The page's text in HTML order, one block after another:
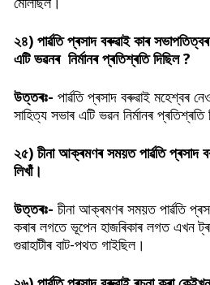
২৪) পাৰ্ৱতি প্ৰসাদ বৰুৱাই কাৰ
এটি ভৱনৰ নিৰ্মানৰ প্ৰতিশ্ৰতি দিছিল ?
উত্তৰঃ- পাৰ্ৱতি প্ৰসাদ বৰুৱাই মহেশ্বৰ
সাহিত্য সভাৰ এটি ভৱন নিৰ্মানৰ
২৫) চীনা আক্ৰমণৰ সময়তপাৰ্ৱতি প্ৰসাদ
লিখাঁ।
উত্তৰঃ- চীনা আক্ৰমণৰ সময়ত পাৰ্ৱতি
কৰাৰ লগতে ভূপেন হাজৰিকাৰ লগত এখন
গুৱাহাটীৰ বাট-পথত গাইছিল।